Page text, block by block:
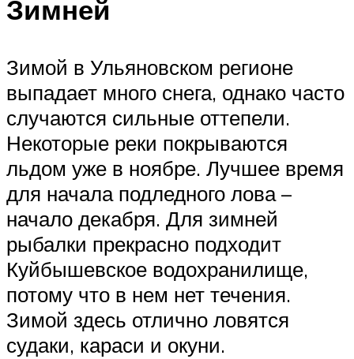
Зимней
Зимой в Ульяновском регионе
выпадает много снега, однако часто
случаются сильные оттепели.
Некоторые реки покрываются
льдом уже в ноябре. Лучшее время
для начала подледного лова –
начало декабря. Для зимней
рыбалки прекрасно подходит
Куйбышевское водохранилище,
потому что в нем нет течения.
Зимой здесь отлично ловятся
судаки, караси и окуни.